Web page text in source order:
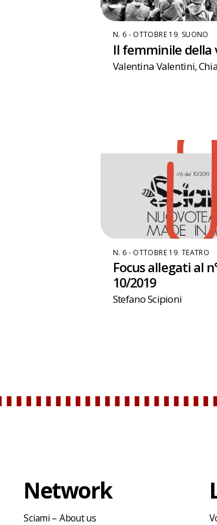
N. 6 - OTTOBRE 19, SUONO
Il femminile della
Valentina Valentini,
N. 6 - OTTOBRE 19, TEATRO
Focus allegati al
10/2019
Stefano Scipioni
Network
Sciami – About us